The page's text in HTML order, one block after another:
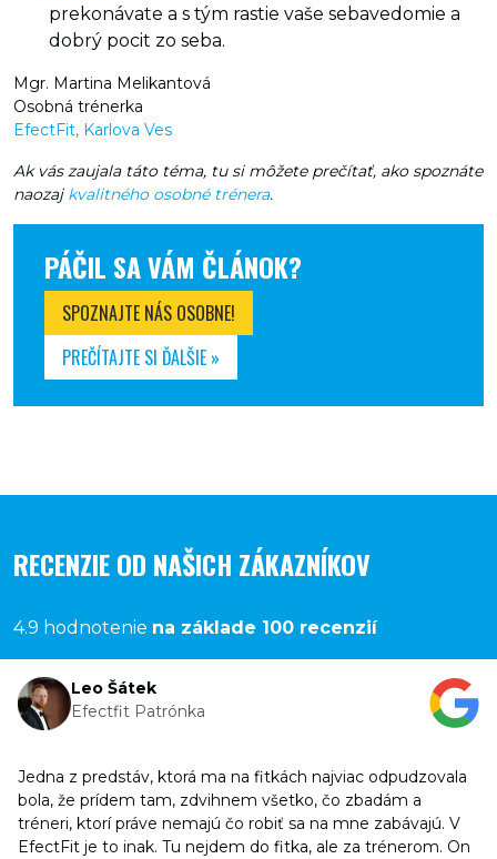
prekonávate a s tým rastie vaše sebavedomie a
dobrý pocit zo seba.
Mgr. Martina Melikantová
Osobná trénerka
EfectFit, Karlova Ves
Ak vás zaujala táto téma, tu si môžete prečítať, ako spoznáte
naozaj kvalitného osobné trénera.
PÁČIL SA VÁM ČLÁNOK?
SPOZNAJTE NÁS OSOBNE!
PREČÍTAJTE SI ĎALŠIE »
RECENZIE OD NAŠICH ZÁKAZNÍKOV
4.9 hodnotenie na základe 100 recenzií
Leo Šátek
Efectfit Patrónka
Jedna z predstáv, ktorá ma na fitkách najviac odpudzovala
bola, že prídem tam, zdvihnem všetko, čo zbadám a
tréneri, ktorí práve nemajú čo robiť sa na mne zabávajú. V
EfectFit je to inak. Tu nejdem do fitka, ale za trénerom. On